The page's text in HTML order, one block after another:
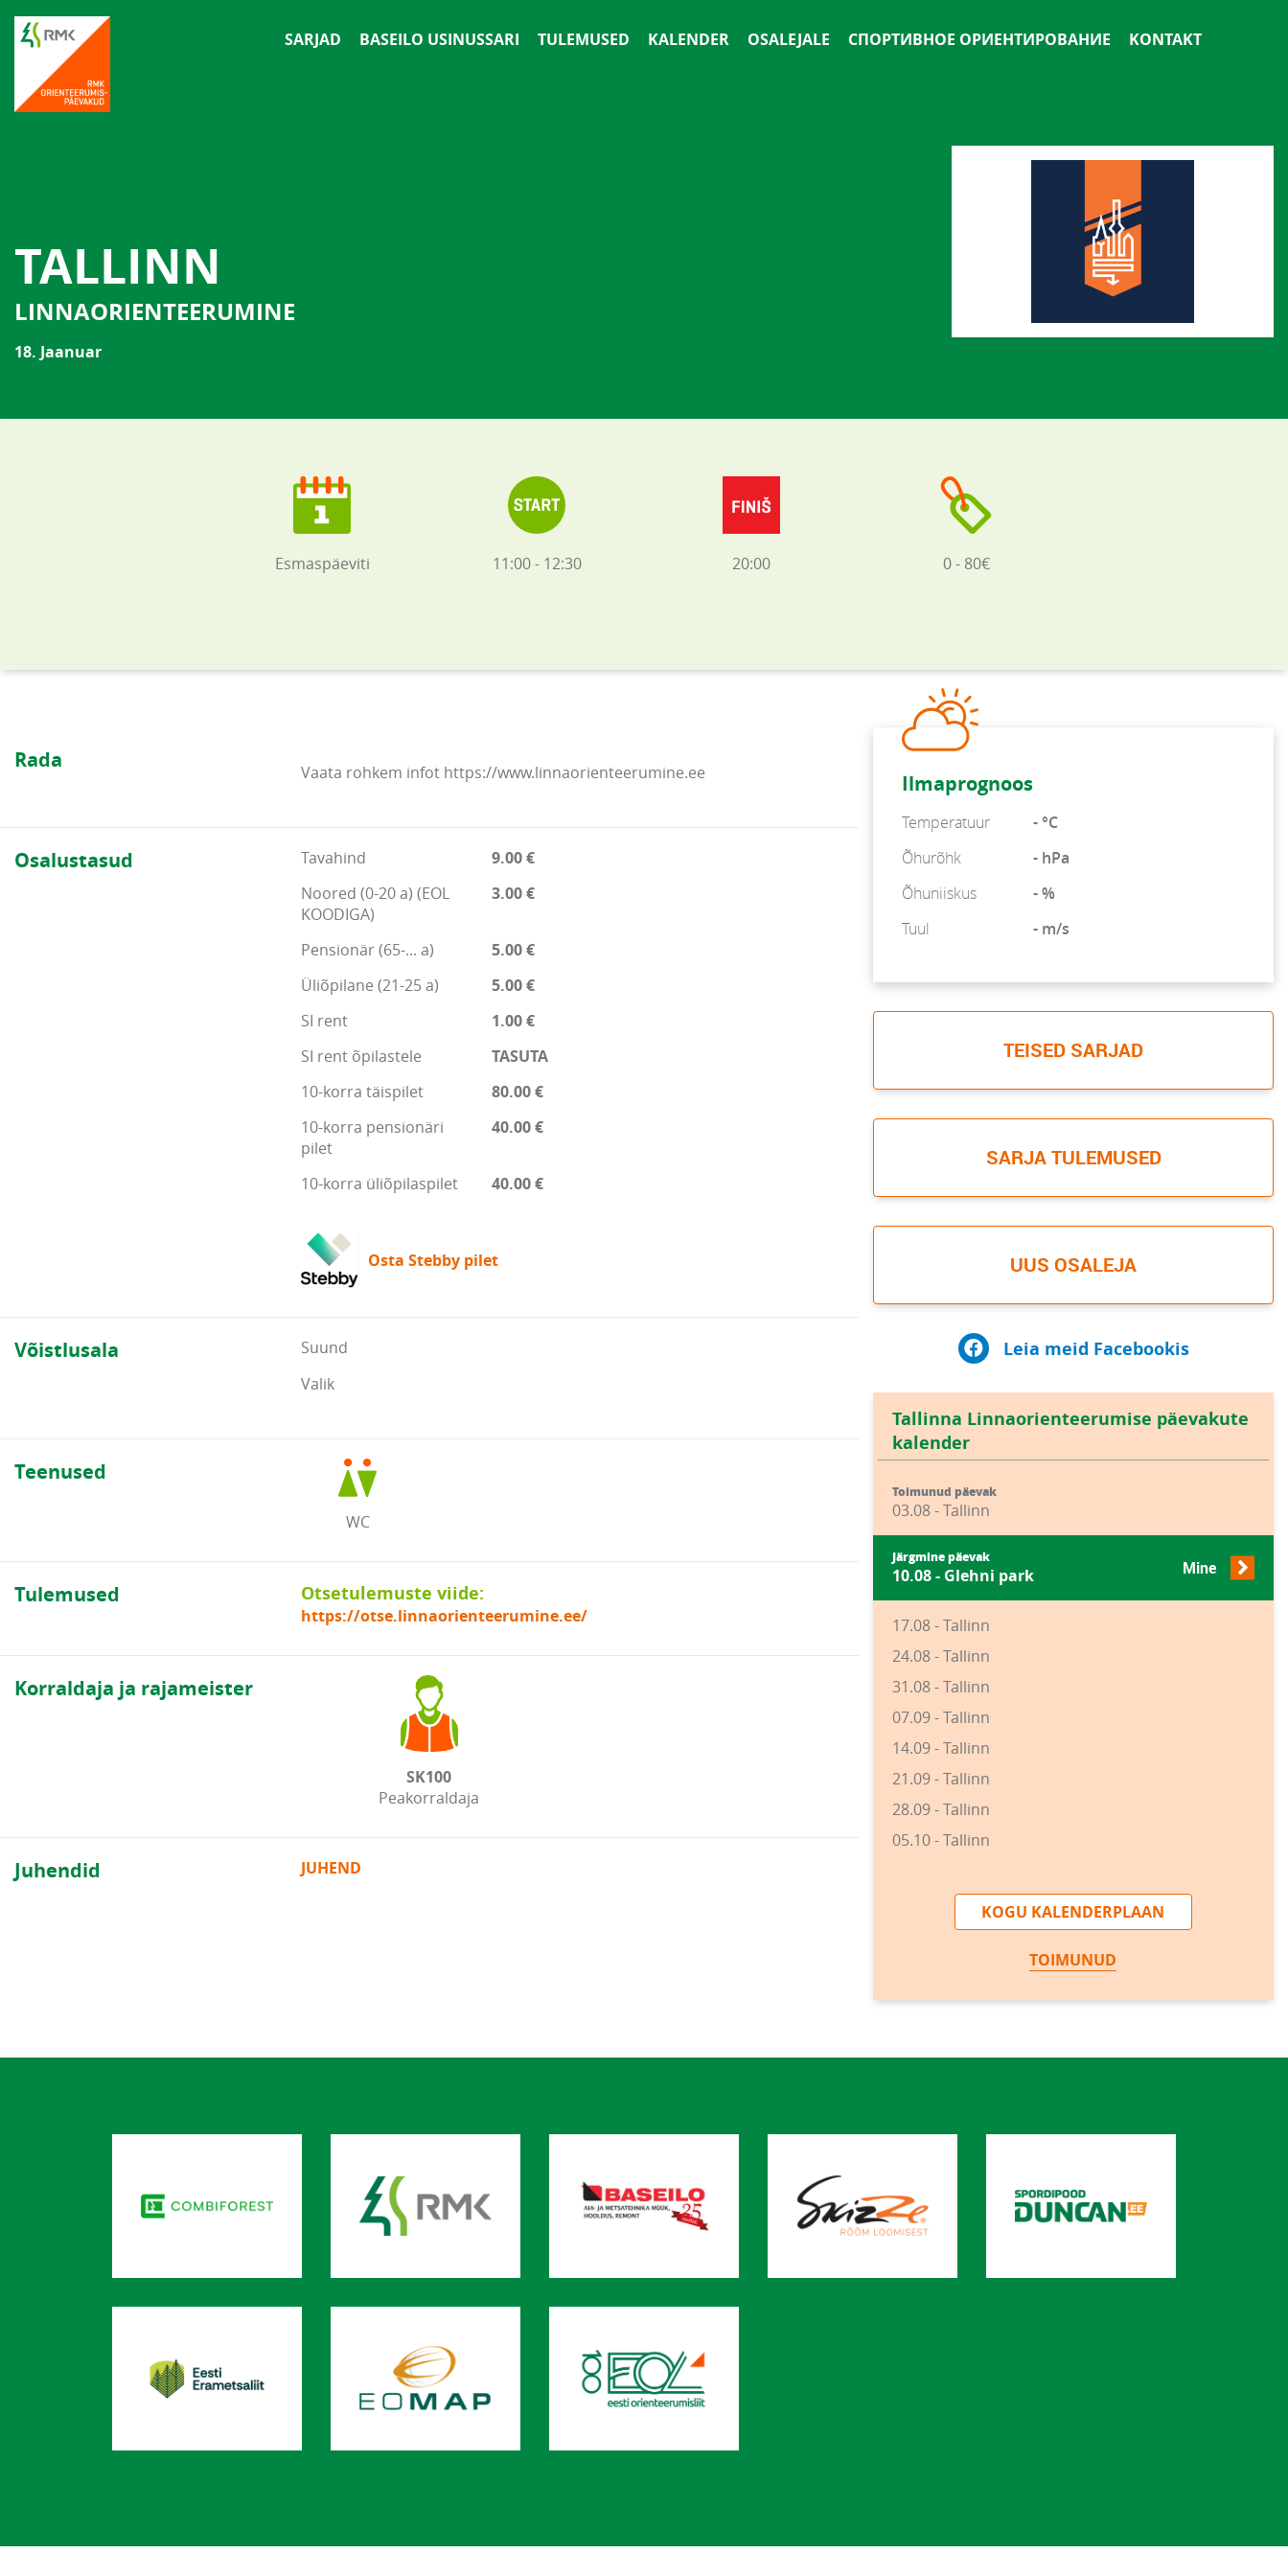
SARJAD BASEILO USINUSSARI TULEMUSED KALENDER OSALEJALE СПОРТИВНОЕ ОРИЕНТИРОВАНИЕ KONTAKT
TALLINN
LINNAORIENTEERUMINE
18. Jaanuar
Esmaspäeviti 11:00 - 12:30 20:00 0 - 80€
Rada Vaata rohkem infot https://www.linnaorienteerumine.ee
Osalustasud Tavahind
9.00 €
Noored (0-20 a) (EOL
KOODIGA)
3.00 €
Pensionär (65-... a)
5.00 €
Üliõpilane (21-25 a)
5.00 €
SI rent
1.00 €
SI rent õpilastele
TASUTA
10-korra täispilet
80.00 €
10-korra pensionäri
pilet
40.00 €
10-korra üliõpilaspilet 40.00 €
Osta Stebby pilet
Võistlusala
Suund
Valik
Teenused
WC
Tulemused Otsetulemuste viide:
https://otse.linnaorienteerumine.ee/
Korraldaja ja rajameister
SK100
Peakorraldaja
Juhendid JUHEND
Ilmaprognoos
Temperatuur
- °C
Õhurõhk
- hPa
Õhuniiskus
- %
Tuul
- m/s
TEISED SARJAD
SARJA TULEMUSED
UUS OSALEJA
Leia meid Facebookis
Tallinna Linnaorienteerumise päevakute
kalender
Toimunud päevak
03.08 - Tallinn
Järgmine päevak
10.08 - Glehni park Mine
17.08 - Tallinn
24.08 - Tallinn
31.08 - Tallinn
07.09 - Tallinn
14.09 - Tallinn
21.09 - Tallinn
28.09 - Tallinn
05.10 - Tallinn
KOGU KALENDERPLAAN
TOIMUNUD